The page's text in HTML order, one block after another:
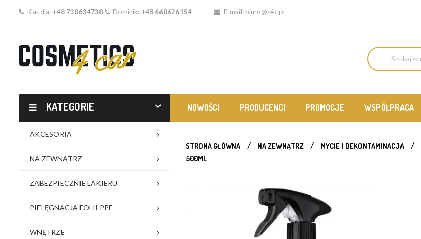
Klaudia: +48 730634730 Dominik: +48 660626154 E-mail: biuro@c4c.pl
KATEGORIE NOWOŚCI PRODUCENCI PROMOCJE WSPÓŁPRACA
AKCESORIA
NA ZEWNĄTRZ
ZABEZPIECZNIE LAKIERU
PIELĘGNACJA FOLII PPF
WNĘTRZE
STRONA GŁÓWNA NA ZEWNĄTRZ MYCIE I DEKONTAMINACJA
500ML